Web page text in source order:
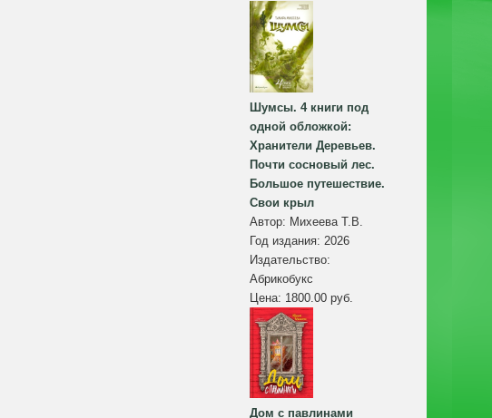
Шумсы. 4 книги под
одной обложкой:
Хранители Деревьев.
Почти сосновый лес.
Большое путешествие.
Свои крыл
Автор: Михеева Т.В.
Год издания: 2026
Издательство:
Абрикобукс
Цена: 1800.00 руб.
Дом с павлинами